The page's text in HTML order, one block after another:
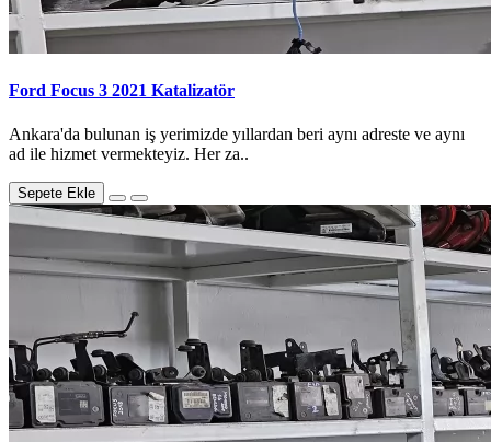
Ford Focus 3 2021 Katalizatör
Ankara'da bulunan iş yerimizde yıllardan beri aynı adreste ve aynı
ad ile hizmet vermekteyiz. Her za..
Sepete Ekle